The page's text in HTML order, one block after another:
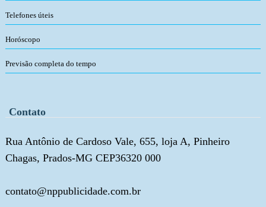
Telefones úteis
Horóscopo
Previsão completa do tempo
Contato
Rua Antônio de Cardoso Vale, 655, loja A, Pinheiro
Chagas, Prados-MG CEP36320 000
contato@nppublicidade.com.br